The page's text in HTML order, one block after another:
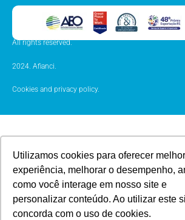
Utilizamos cookies para oferecer melhor
experiência, melhorar o desempenho,
como você interage em nosso site e
personalizar conteúdo. Ao utilizar este
concorda com o uso de cookies.
All rights reserved.
2024. Afianci.
Cookies and privacy policy.